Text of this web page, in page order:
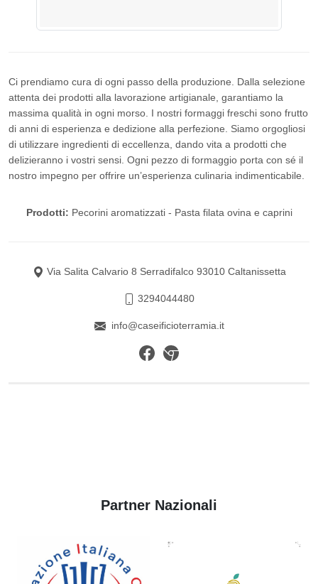
Ci prendiamo cura di ogni passo della produzione. Dalla selezione
attenta dei prodotti alla lavorazione artigianale, garantiamo la
massima qualità in ogni morso. I nostri formaggi freschi sono frutto
di anni di esperienza e dedizione alla perfezione. Siamo orgogliosi
di utilizzare ingredienti di eccellenza, dando vita a prodotti che
delizieranno i vostri sensi. Ogni pezzo di formaggio porta con sé il
nostro impegno per offrire un’esperienza culinaria indimenticabile.
Prodotti: Pecorini aromatizzati - Pasta filata ovina e caprini
Via Salita Calvario 8 Serradifalco 93010 Caltanissetta
3294044480
info@caseificioterramia.it
Partner Nazionali